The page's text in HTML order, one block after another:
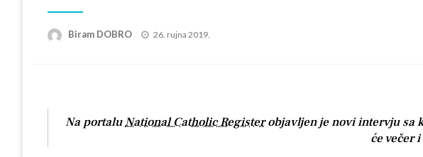
Biram DOBRO
Posted
26. rujna 2019.
Na portaluNational Catholic Registerobjavljen je novi intervju sa
će večer